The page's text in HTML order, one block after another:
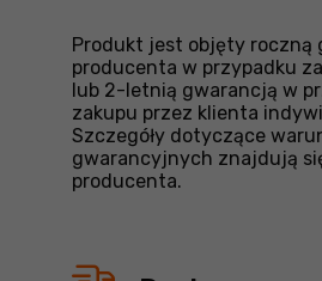
Produkt jest objęty roczną
producenta w przypadku
lub 2-letnią gwarancją w
zakupu przez klienta
Szczegóły dotyczące
gwarancyjnych znajdują
producenta.